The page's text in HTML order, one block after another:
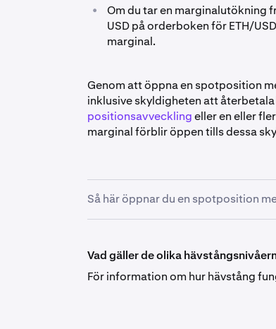
•
Om du tar en marginalutökning
USD på orderboken för ETH/
marginal.
Genom att öppna en spotposition
inklusive skyldigheten att
positionsavvecklingeller en eller
marginal förblir öppen tills dessa
Så här öppnar du en spotposition
orderformuläret precis som du
bestämmer fortfarande orderns
fungerar på samma sätt, etc.)
Vad gäller de olika
För information om hur hävstång